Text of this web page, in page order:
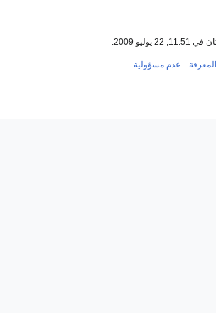
2009.
عدم مسؤولية